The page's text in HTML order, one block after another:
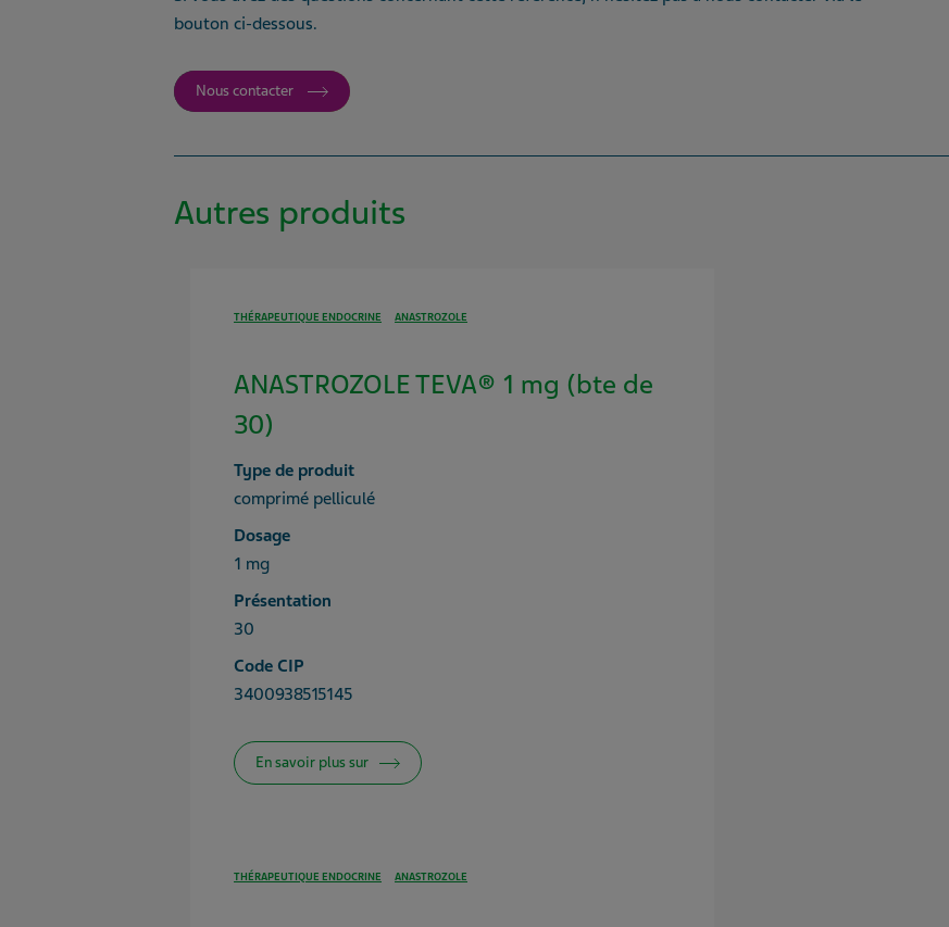
bouton ci-dessous.
Nous contacter
Autres produits
THÉRAPEUTIQUE ENDOCRINE ANASTROZOLE
ANASTROZOLE TEVA® 1 mg (bte de
30)
Type de produit
comprimé pelliculé
Dosage
1 mg
Présentation
30
Code CIP
3400938515145
En savoir plus sur
THÉRAPEUTIQUE ENDOCRINE ANASTROZOLE